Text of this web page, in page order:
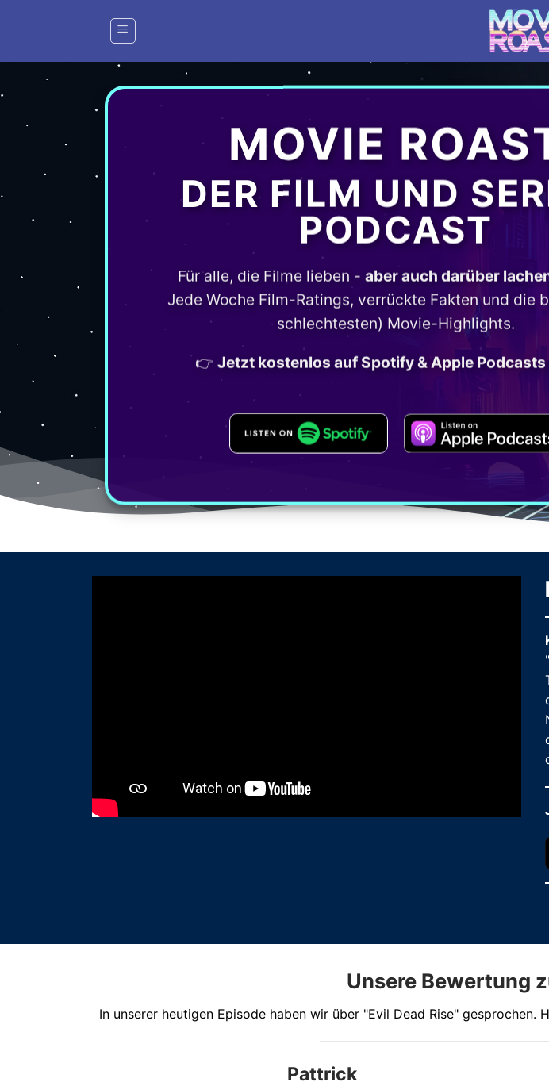
MOVIE
DER FILM UND
PODCAST
Für alle, die Filme lieben - aber auch darüber
Jede Woche Film-Ratings, verrückte Fakten und die
schlechtesten) Movie-Highlights.
👉 Jetzt kostenlos auf Spotify & Apple
Unsere Bewertung
In unserer heutigen Episode haben wir über "Evil Dead Rise"
Pattrick